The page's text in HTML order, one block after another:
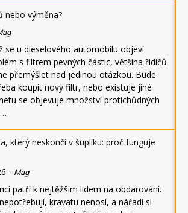
nebo výměna?
se u dieselového automobilu objeví
s filtrem pevných částic, většina řidičů
přemýšlet nad jedinou otázkou. Bude
koupit nový filtr, nebo existuje jiné
se objevuje množství protichůdných
který neskončí v šuplíku: proč funguje
- Mag
patří k nejtěžším lidem na obdarování.
kravatu nenosí, a nářadí si